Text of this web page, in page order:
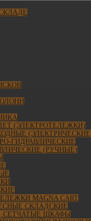
(ЭЛЕКТРОТЕЛЕЖКИ)
ГИДРАВЛИЧЕСКИЕ
(РУЧНЫЕ)
MAGNA CART
СКЛАДСКИЕ
СЕТЧАТЫЕ ШКАФЫ